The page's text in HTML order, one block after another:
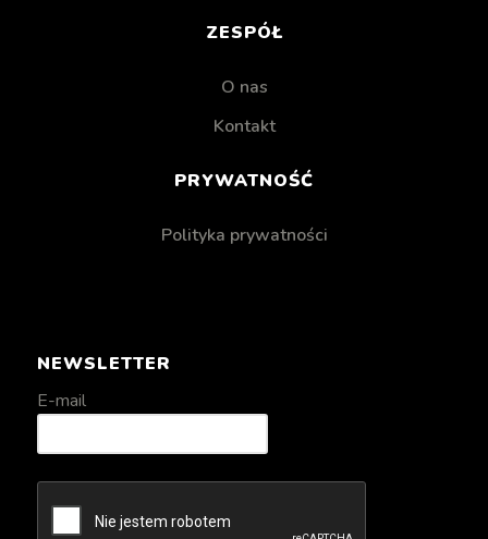
ZESPÓŁ
O nas
Kontakt
PRYWATNOŚĆ
Polityka prywatności
NEWSLETTER
E-mail